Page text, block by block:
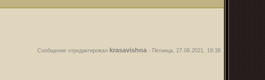
Сообщение отредактировал krasavishna - Пятница, 27.08.2021, 19:38